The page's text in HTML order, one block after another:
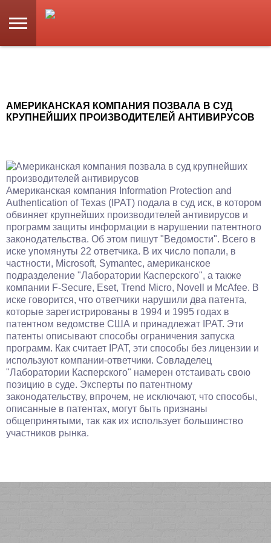
АМЕРИКАНСКАЯ КОМПАНИЯ ПОЗВАЛА В СУД
КРУПНЕЙШИХ ПРОИЗВОДИТЕЛЕЙ АНТИВИРУСОВ
Американская компания Information Protection and
Authentication of Texas (IPAT) подала в суд иск, в котором
обвиняет крупнейших производителей антивирусов и
программ защиты информации в нарушении патентного
законодательства. Об этом пишут "Ведомости". Всего в
иске упомянуты 22 ответчика. В их число попали, в
частности, Microsoft, Symantec, американское
подразделение "Лаборатории Касперского", а также
компании F-Secure, Eset, Trend Micro, Novell и McAfee. В
иске говорится, что ответчики нарушили два патента,
которые зарегистрированы в 1994 и 1995 годах в
патентном ведомстве США и принадлежат IPAT. Эти
патенты описывают способы ограничения запуска
программ. Как считает IPAT, эти способы без лицензии и
используют компании-ответчики. Совладелец
"Лаборатории Касперского" намерен отстаивать свою
позицию в суде. Эксперты по патентному
законодательству, впрочем, не исключают, что способы,
описанные в патентах, могут быть признаны
общепринятыми, так как их использует большинство
участников рынка.